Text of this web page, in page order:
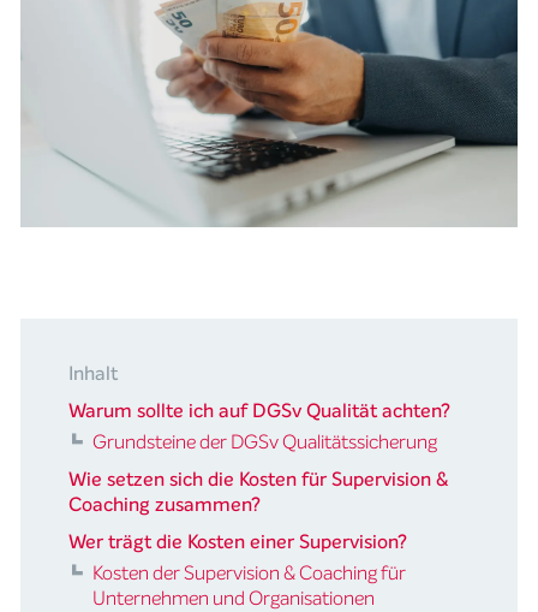
Inhalt
Warum sollte ich auf DGSv Qualität achten?
Grundsteine der DGSv Qualitätssicherung
Wie setzen sich die Kosten für Supervision &
Coaching zusammen?
Wer trägt die Kosten einer Supervision?
Kosten der Supervision & Coaching für
Unternehmen und Organisationen